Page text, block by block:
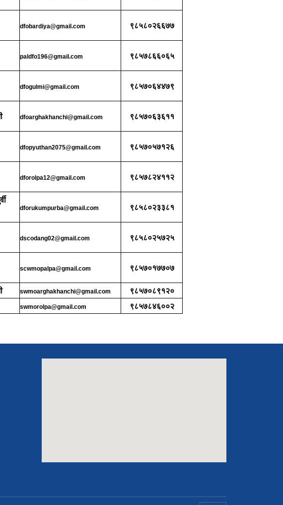
dfobardiya@gmail.com ९८५८०२६६७७
paldfo196@gmail.com ९८५७८६६०६५
dfogulmi@gmail.com ९८५७०६४४७९
dfoarghakhanchi@gmail.com ९८५७०६३६११
dfopyuthan2075@gmail.com ९८५७०५७१२६
dforolpa12@gmail.com ९८५७८२४११२
dforukumpurba@gmail.com ९८५८०२३३८१
dscodang02@gmail.com ९८५८०२५७२५
scwmopalpa@gmail.com ९८५७०१७७०७
swmoarghakhanchi@gmail.com
९८५७०८९१२०
swmorolpa@gmail.com ९८५७८४६००२